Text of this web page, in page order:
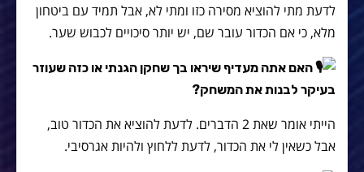
לדעת מתי להוציא מסירה כזו ומתי לא, אבל תמיד עם ביטחון
מלא, כי אם הכדור עובר שם, יש יותר סיכויים לכבוש שער.
האם אתה מעדיף שיראו בך שחקן הגנתי או כזה שעוזר
בעיקר לבנות את המשחק?
הייתי אומר שאת 2 הדברים. לדעת להוציא את הכדור טוב,
אבל כשאין לי את הכדור, לדעת ללחוץ ולהיות אגרסיבי.